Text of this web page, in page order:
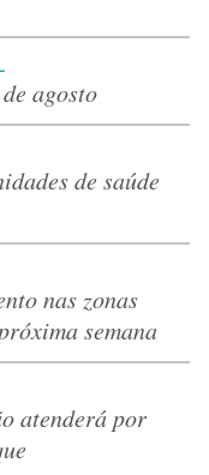
agosto
de saúde
nas zonas
semana
atenderá por